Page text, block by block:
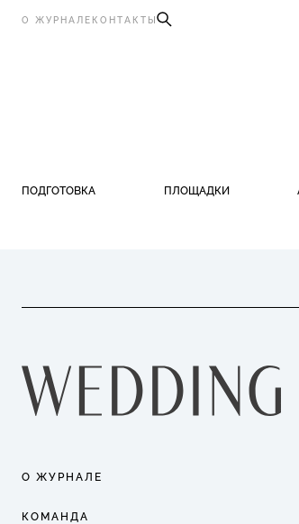
О ЖУРНАЛЕ КОНТАКТЫ
ПОДГОТОВКА ПЛОЩАДКИ
О ЖУРНАЛЕ
КОМАНДА